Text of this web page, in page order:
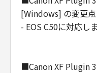
[Windows] の変更点
- EOS C50に対応し
■Canon XF Plugin